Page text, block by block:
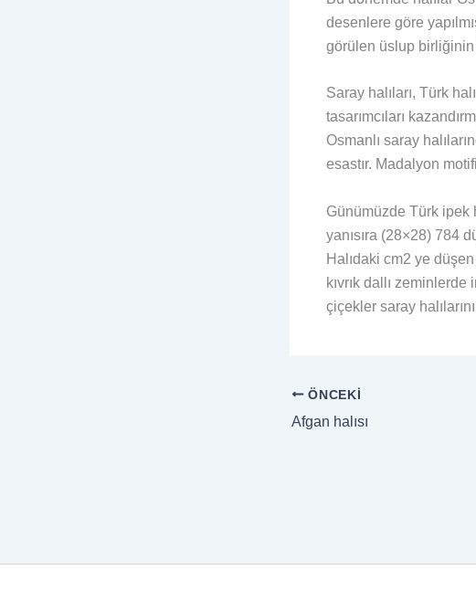
desenlere göre
görülen üslup birliğinin
Saray halıları, Türk
tasarımcıları
Osmanlı saray
esastır. Madalyon
Günümüzde Türk ipek
yanısıra (28×28) 784
Halıdaki cm2 ye
kıvrık dallı
çiçekler saray
ÖNCEKI
Afgan halısı